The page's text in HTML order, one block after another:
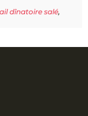
dînatoire salé,